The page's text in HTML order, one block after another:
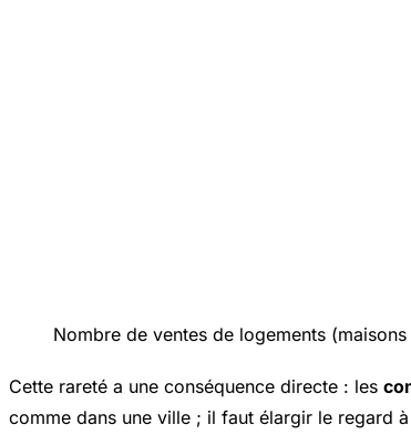
Nombre de ventes de logements
Cette rareté a une conséquence directe : les
comme dans une ville ; il faut élargir le regard